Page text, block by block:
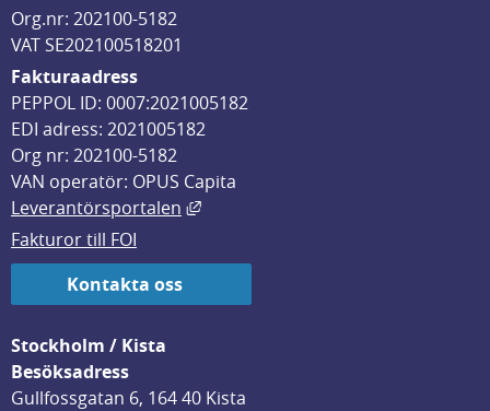
Org.nr: 202100-5182
VAT SE202100518201
Fakturaadress
PEPPOL ID: 0007:2021005182
EDI adress: 2021005182
Org nr: 202100-5182
VAN operatör: OPUS Capita
Leverantörsportalen
Länk till annan webbplats, öppnas
Fakturor till FOI
Kontakta oss
Stockholm / Kista
Besöksadress
Gullfossgatan 6, 164 40 Kista